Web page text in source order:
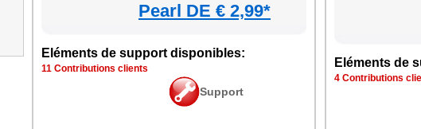
Pearl DE € 2,99*
Eléments de support disponibles:
11 Contributions clients
Support
Eléments de
4 Contributions